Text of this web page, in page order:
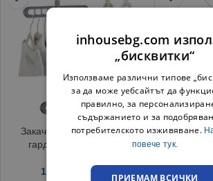
Закачалка органайзер за
гардероб 33.5×5.2 см
1.19 / 2.33 лв.
inhousebg.com
„бисквитки“
Използваме различни типове
за да може уебсайтът да
правилно, за
съдържанието и за
потребителското изживяване.
повече тук.
ПРИЕМАМ ВСИЧКИ